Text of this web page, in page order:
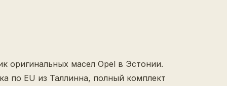
оригинальных масел Opel в Эстонии.
по EU из Таллинна, полный комплект